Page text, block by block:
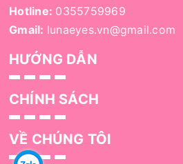
Hotline: 0355759969
Gmail: lunaeyes.vn@gmail.com
HƯỚNG DẪN
CHÍNH SÁCH
VỀ CHÚNG TÔI